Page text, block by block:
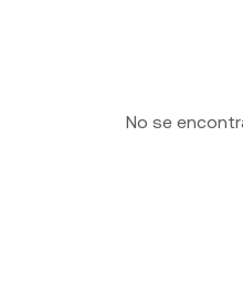
No se